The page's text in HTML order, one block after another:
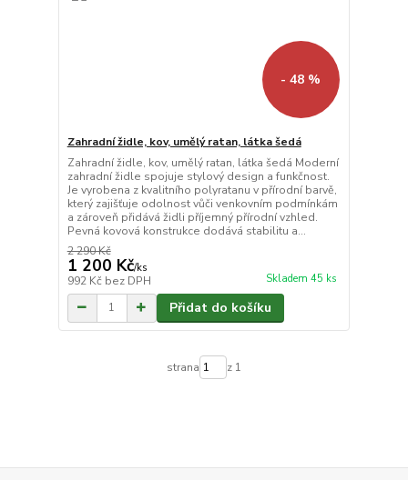
- 48 %
Zahradní židle, kov, umělý ratan, látka šedá
Zahradní židle, kov, umělý ratan, látka šedá Moderní
zahradní židle spojuje stylový design a funkčnost.
Je vyrobena z kvalitního polyratanu v přírodní barvě,
který zajišťuje odolnost vůči venkovním podmínkám
a zároveň přidává židli příjemný přírodní vzhled.
Pevná kovová konstrukce dodává stabilitu a...
2 290 Kč
1 200 Kč/ks
992 Kč bez DPH Skladem 45 ks
Přidat do košíku
strana z 1